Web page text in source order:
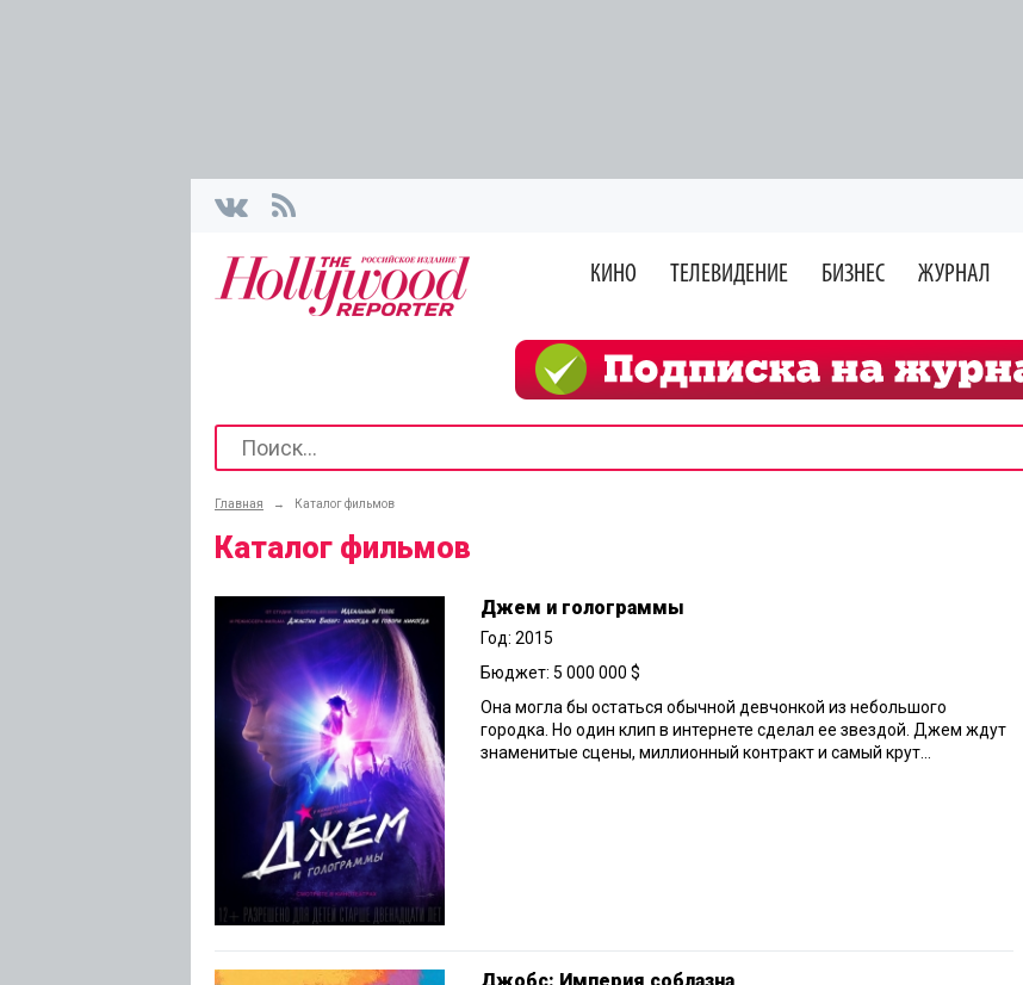
КИНО ТЕЛЕВИДЕНИЕ БИЗНЕС ЖУРНАЛ
Главная → Каталог фильмов
Каталог фильмов
Джем и голограммы
Год: 2015
Бюджет: 5 000 000 $
Она могла бы остаться обычной девчонкой из небольшого
городка. Но один клип в интернете сделал ее звездой. Джем ждут
знаменитые сцены, миллионный контракт и самый крут...